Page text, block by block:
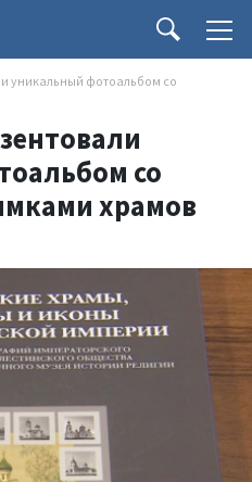
уникальный фотоальбом со
со
храмов